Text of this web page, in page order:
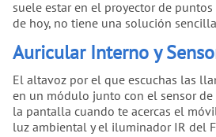
suele estar en el proyector de
de hoy, no tiene una solución
Auricular Interno y
El altavoz por el que escuchas las
en un módulo junto con el sensor
la pantalla cuando te acercas el
luz ambiental y el iluminador IR del